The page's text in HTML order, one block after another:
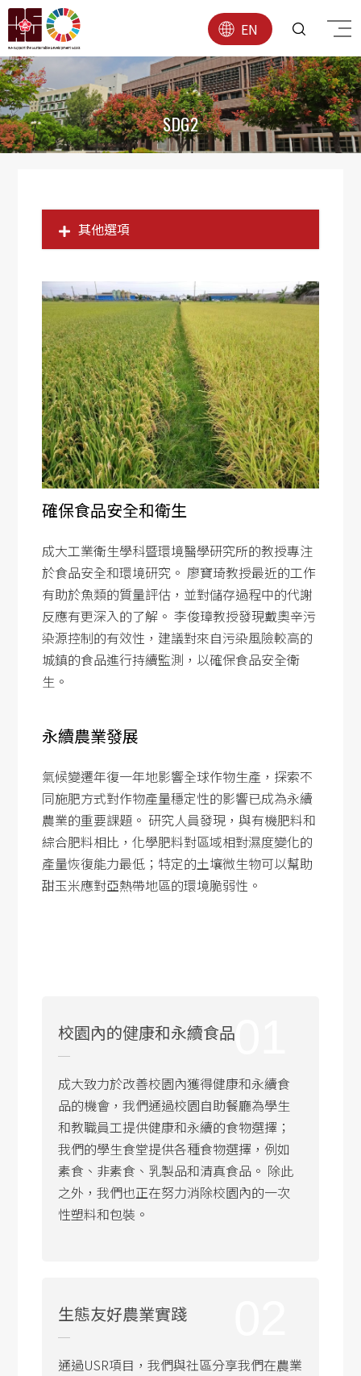
EN
SDG2
其他選項
SDG1
SDG3
SDG4
SDG5
SDG6
SDG7
SDG8
SDG9
SDG10
SDG12
SDG13
SDG14
SDG15
確保食品安全和衛生
成大工業衛生學科暨環境醫學研究所的教授專注
於食品安全和環境研究。 廖寶琦教授最近的工作
有助於魚類的質量評估，並對儲存過程中的代謝
反應有更深入的了解。 李俊璋教授發現戴奧辛污
染源控制的有效性，建議對來自污染風險較高的
城鎮的食品進行持續監測，以確保食品安全衛
生。
永續農業發展
氣候變遷年復一年地影響全球作物生產，探索不
同施肥方式對作物產量穩定性的影響已成為永續
農業的重要課題。 研究人員發現，與有機肥料和
綜合肥料相比，化學肥料對區域相對濕度變化的
產量恢復能力最低；特定的土壤微生物可以幫助
甜玉米應對亞熱帶地區的環境脆弱性。
01
校園內的健康和永續食品
成大致力於改善校園內獲得健康和永續食
品的機會，我們通過校園自助餐廳為學生
和教職員工提供健康和永續的食物選擇；
我們的學生食堂提供各種食物選擇，例如
素食、非素食、乳製品和清真食品。 除此
之外，我們也正在努力消除校園內的一次
性塑料和包裝。
生態友好農業實踐
通過USR項目，我們與社區分享我們在農業